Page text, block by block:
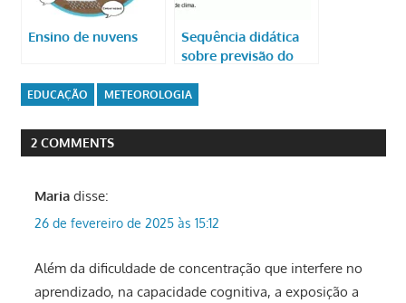
Ensino de nuvens
Sequência didática
sobre previsão do
EDUCAÇÃO METEOROLOGIA
2 COMMENTS
Maria disse:
26 de fevereiro de 2025 às 15:12
Além da dificuldade de concentração que interfere no
aprendizado, na capacidade cognitiva, a exposição a